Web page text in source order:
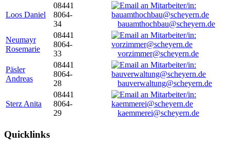
Loos Daniel
08441
8064-
34
bauamthochbau@scheyern.de
Neumayr
Rosemarie
08441
8064-
33
vorzimmer@scheyern.de
Päsler
Andreas
08441
8064-
28
bauverwaltung@scheyern.de
Sterz Anita
08441
8064-
29
kaemmerei@scheyern.de
Quicklinks